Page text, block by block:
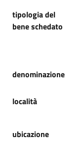
tipologia del
bene schedato
denominazione
località
ubicazione